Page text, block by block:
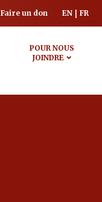
Faire un don EN FR
POUR NOUS
JOINDRE